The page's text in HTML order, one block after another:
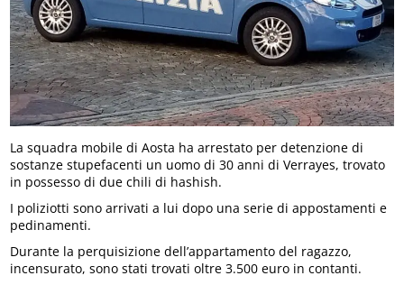
La squadra mobile di Aosta ha arrestato per detenzione di
sostanze stupefacenti un uomo di 30 anni di Verrayes, trovato
in possesso di due chili di hashish.
I poliziotti sono arrivati a lui dopo una serie di appostamenti e
pedinamenti.
Durante la perquisizione dell’appartamento del ragazzo,
incensurato, sono stati trovati oltre 3.500 euro in contanti.